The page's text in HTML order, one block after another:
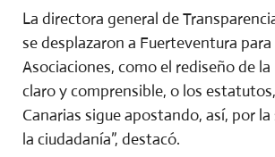
La directora general de
se desplazaron a Fuerteventura
Asociaciones, como el rediseño de
claro y comprensible, o los
Canarias sigue apostando, así, por
la ciudadanía”, destacó.